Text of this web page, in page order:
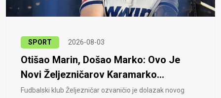
SPORT 2026-08-03
Otišao Marin, Došao Marko: Ovo Je
Novi Željezničarov Karamarko...
Fudbalski klub Željezničar ozvaničio je dolazak novog